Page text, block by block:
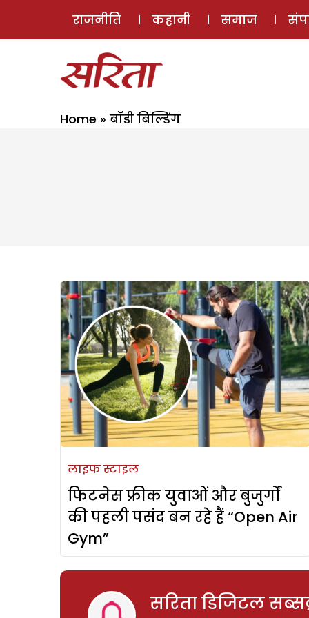
राजनीति कहानी समाज
Home » बॉडी बिल्डिंग
लाइफ स्टाइल
फिटनेस फ्रीक युवाओं और बुजुर्गों
की पहली पसंद बन रहे हैं “Open Air
Gym”
सरिता डिजिटल